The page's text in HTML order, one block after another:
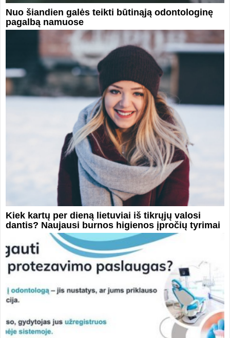
Nuo šiandien galės teikti būtinąją odontologinę
pagalbą namuose
Kiek kartų per dieną lietuviai iš tikrųjų valosi
dantis? Naujausi burnos higienos įpročių tyrimai